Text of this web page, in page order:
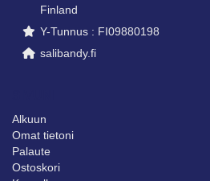
Finland
Y-Tunnus : FI09880198
salibandy.fi
Alkuun
Omat tietoni
Palaute
Ostoskori